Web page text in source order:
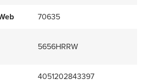
70635
5656HRRW
4051202843397